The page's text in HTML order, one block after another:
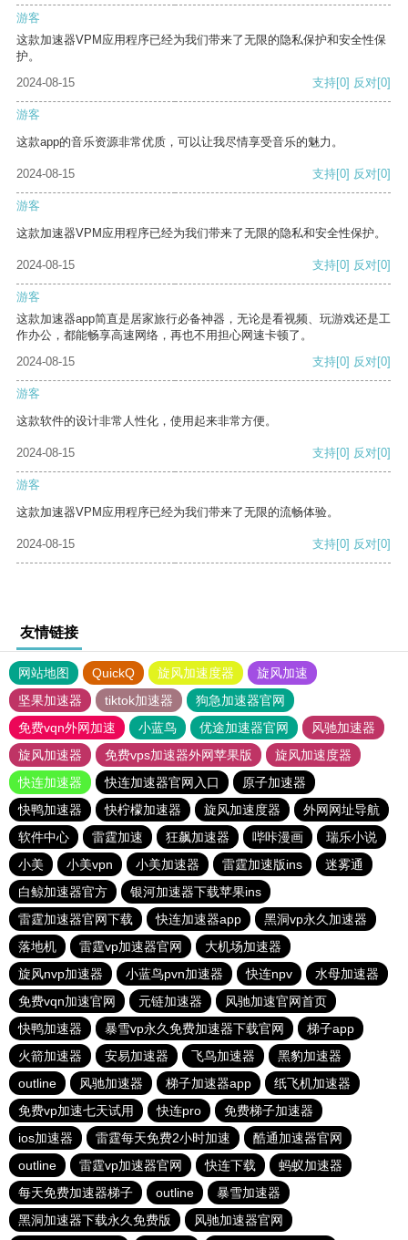
游客
这款加速器VPM应用程序已经为我们带来了无限的隐私保护和安全性保
护。
2024-08-15
支持[0] 反对[0]
游客
这款app的音乐资源非常优质，可以让我尽情享受音乐的魅力。
2024-08-15 支持[0] 反对[0]
游客
这款加速器VPM应用程序已经为我们带来了无限的隐私和安全性保护。
2024-08-15 支持[0] 反对[0]
游客
这款加速器app简直是居家旅行必备神器，无论是看视频、玩游戏还是工
作办公，都能畅享高速网络，再也不用担心网速卡顿了。
2024-08-15
支持[0] 反对[0]
游客
这款软件的设计非常人性化，使用起来非常方便。
2024-08-15 支持[0] 反对[0]
游客
这款加速器VPM应用程序已经为我们带来了无限的流畅体验。
2024-08-15 支持[0] 反对[0]
友情链接
网站地图 QuickQ 旋风加速度器
旋风加速
坚果加速器
tiktok加速器
狗急加速器官网
免费vqn外网加速
小蓝鸟 优途加速器官网
风驰加速器
旋风加速器
免费vps加速器外网苹果版
旋风加速度器
快连加速器
快连加速器官网入口
原子加速器
快鸭加速器
快柠檬加速器 旋风加速度器
外网网址导航
软件中心
雷霆加速 狂飙加速器 哔咔漫画
瑞乐小说
小美
小美vpn 小美加速器 雷霆加速版ins
迷雾通
白鲸加速器官方
银河加速器下载苹果ins
雷霆加速器官网下载
快连加速器app
黑洞vp永久加速器
落地机
雷霆vp加速器官网
大机场加速器
旋风nvp加速器
小蓝鸟pvn加速器 快连npv
水母加速器
免费vqn加速官网
元链加速器
风驰加速官网首页
快鸭加速器
暴雪vp永久免费加速器下载官网
梯子app
火箭加速器
安易加速器 飞鸟加速器
黑豹加速器
outline
风驰加速器 梯子加速器app
纸飞机加速器
免费vp加速七天试用
快连pro
免费梯子加速器
ios加速器
雷霆每天免费2小时加速
酷通加速器官网
outline
雷霆vp加速器官网 快连下载
蚂蚁加速器
每天免费加速器梯子
outline
暴雪加速器
黑洞加速器下载永久免费版
风驰加速器官网